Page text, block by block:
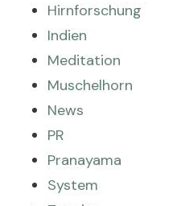
Hirnforschung
Indien
Meditation
Muschelhorn
News
PR
Pranayama
System